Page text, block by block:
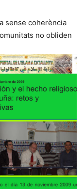
sense coherència
no obliden